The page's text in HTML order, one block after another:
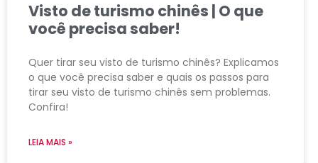
Visto de turismo chinês | O que
você precisa saber!
Quer tirar seu visto de turismo chinês? Explicamos
o que você precisa saber e quais os passos para
tirar seu visto de turismo chinês sem problemas.
Confira!
LEIA MAIS »